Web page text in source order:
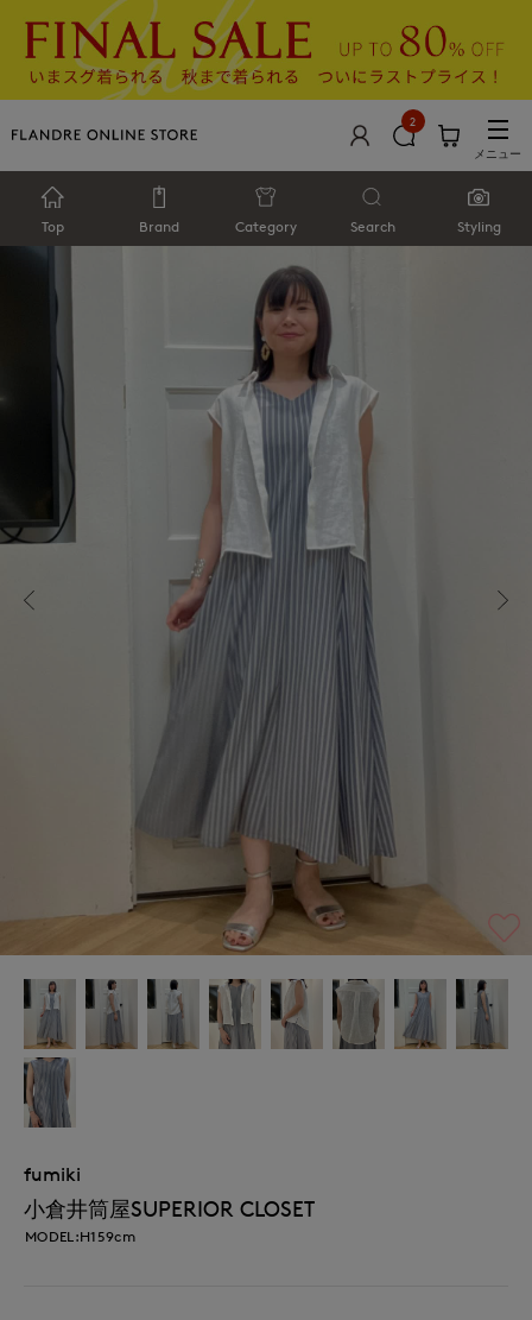
2
メニュー
Top Brand Category Search Styling
fumiki
小倉井筒屋SUPERIOR CLOSET
MODEL:H159cm